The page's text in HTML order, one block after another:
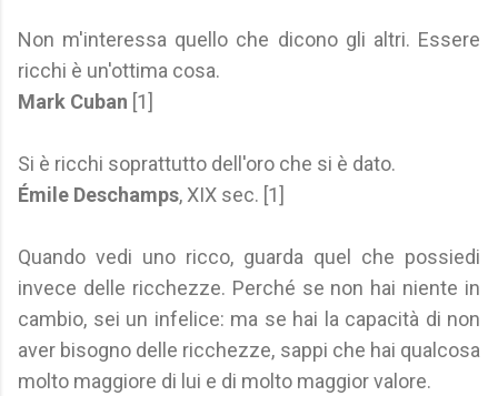
Non m'interessa quello che dicono gli altri. Essere
ricchi è un'ottima cosa.
Mark Cuban [1]
Si è ricchi soprattutto dell'oro che si è dato.
Émile Deschamps, XIX sec. [1]
Quando vedi uno ricco, guarda quel che possiedi
invece delle ricchezze. Perché se non hai niente in
cambio, sei un infelice: ma se hai la capacità di non
aver bisogno delle ricchezze, sappi che hai qualcosa
molto maggiore di lui e di molto maggior valore.